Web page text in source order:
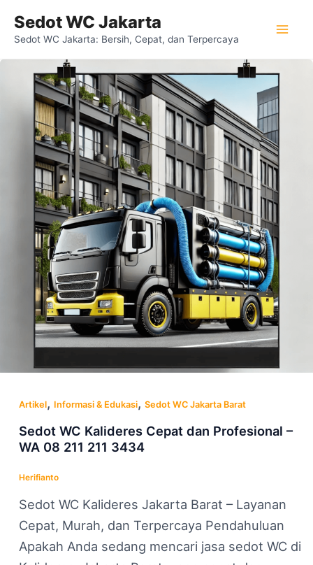
Sedot WC Jakarta
Sedot WC Jakarta: Bersih, Cepat, dan Terpercaya
Artikel, Informasi & Edukasi,Sedot WC Jakarta Barat
Sedot WC Kalideres Cepat dan Profesional –
WA 08 211 211 3434
Herifianto
Sedot WC Kalideres Jakarta Barat – Layanan
Cepat, Murah, dan Terpercaya Pendahuluan
Apakah Anda sedang mencari jasa sedot WC di